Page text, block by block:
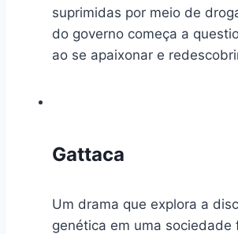
suprimidas por meio de
do governo começa a
ao se apaixonar e
Gattaca
Um drama que explora a
genética em uma sociedade